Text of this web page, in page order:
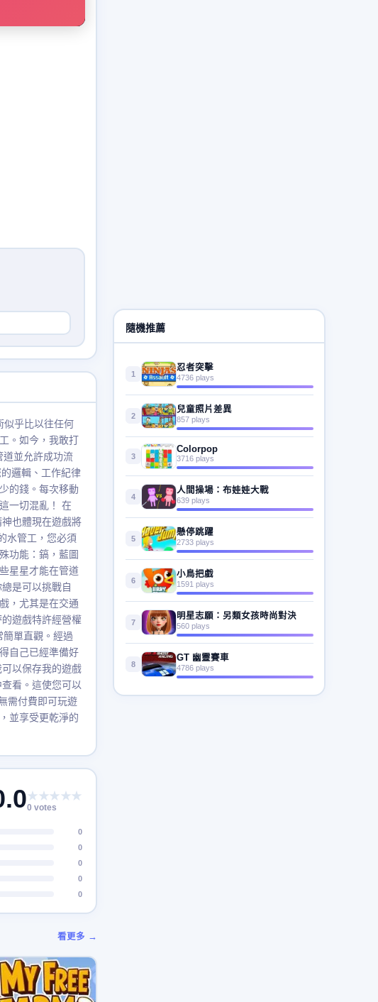
似乎比以往任何
。如今，我敢打
並允許成功流
邏輯、工作紀律
的錢。每次移動
一切混亂！ 在
也體現在遊戲將
水管工，您必須
功能：鎬，藍圖
星星才能在管道
是可以挑戰自
，尤其是在交通
遊戲特許經營權
單直觀。經過
自己已經準備好
以保存我的遊戲
看。這使您可以
需付費即可玩遊
並享受更乾淨的
★★★★★
0 votes
0
0
0
0
0
看更多 →
隨機推薦
1
忍者突擊
4736 plays
2
兒童照片差異
857 plays
3
Colorpop
3716 plays
4
人間操場：布娃娃大戰
639 plays
5
懸停跳躍
2733 plays
6
小鳥把戲
1591 plays
7
明星志願：另類女孩時尚對決
560 plays
8
GT 幽靈賽車
4786 plays